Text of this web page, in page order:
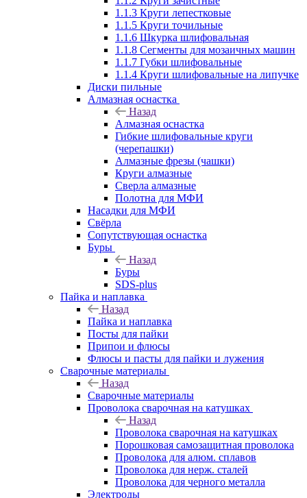
1.1.3 Круги лепестковые
1.1.5 Круги точильные
1.1.6 Шкурка шлифовальная
1.1.8 Сегменты для мозаичных машин
1.1.7 Губки шлифовальные
1.1.4 Круги шлифовальные на липучке
Диски пильные
Алмазная оснастка
Назад
Алмазная оснастка
Гибкие шлифовальные круги
(черепашки)
Алмазные фрезы (чашки)
Круги алмазные
Сверла алмазные
Полотна для МФИ
Насадки для МФИ
Свёрла
Сопутствующая оснастка
Буры
Назад
Буры
SDS-plus
Пайка и наплавка
Назад
Пайка и наплавка
Посты для пайки
Припои и флюсы
Флюсы и пасты для пайки и лужения
Сварочные материалы
Назад
Сварочные материалы
Проволока сварочная на катушках
Назад
Проволока сварочная на катушках
Порошковая самозащитная проволока
Проволока для алюм. сплавов
Проволока для нерж. сталей
Проволока для черного металла
Электроды